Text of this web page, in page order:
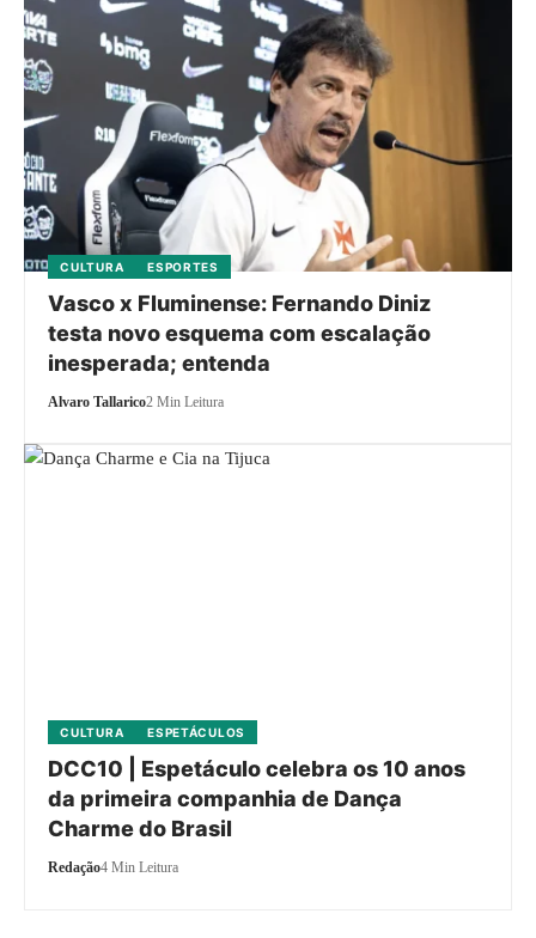
CULTURA ESPORTES
Vasco x Fluminense: Fernando Diniz
testa novo esquema com escalação
inesperada; entenda
Alvaro Tallarico2 Min Leitura
CULTURA ESPETÁCULOS
DCC10 | Espetáculo celebra os 10 anos
da primeira companhia de Dança
Charme do Brasil
Redação4 Min Leitura